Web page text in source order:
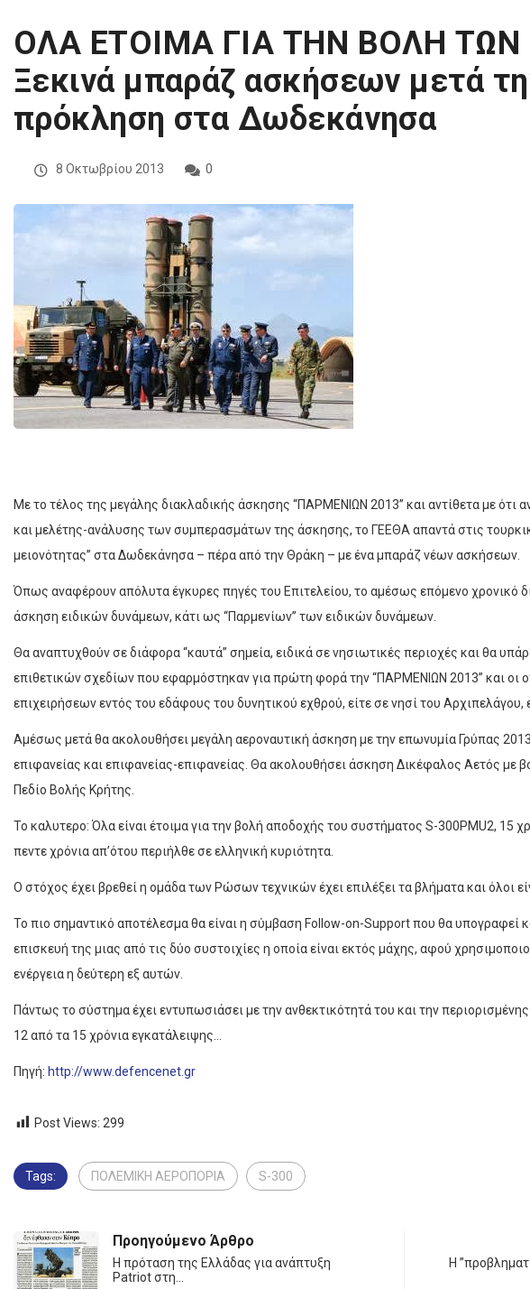
ΟΛΑ ΕΤΟΙΜΑ ΓΙΑ THN ΒΟΛΗ ΤΩΝ
Ξεκινά μπαράζ ασκήσεων μετά
πρόκληση στα Δωδεκάνησα
8 Οκτωβρίου 2013 0
Με το τέλος της μεγάλης διακλαδικής άσκησης “ΠΑΡΜΕΝΙΩΝ 2013” και αντίθετα με ότι
και μελέτης-ανάλυσης των συμπερασμάτων της άσκησης, το ΓΕΕΘΑ απαντά στις
μειονότητας” στα Δωδεκάνησα – πέρα από την Θράκη – με ένα μπαράζ νέων ασκήσεων.
Όπως αναφέρουν απόλυτα έγκυρες πηγές του Επιτελείου, το αμέσως επόμενο χρονικό
άσκηση ειδικών δυνάμεων, κάτι ως “Παρμενίων” των ειδικών δυνάμεων.
Θα αναπτυχθούν σε διάφορα “καυτά” σημεία, ειδικά σε νησιωτικές περιοχές και θα
επιθετικών σχεδίων που εφαρμόστηκαν για πρώτη φορά την “ΠΑΡΜΕΝΙΩΝ 2013” και οι
επιχειρήσεων εντός του εδάφους του δυνητικού εχθρού, είτε σε νησί του Αρχιπελάγου,
Αμέσως μετά θα ακολουθήσει μεγάλη αεροναυτική άσκηση με την επωνυμία Γρύπας
επιφανείας και επιφανείας-επιφανείας. Θα ακολουθήσει άσκηση Δικέφαλος Αετός με
Πεδίο Βολής Κρήτης.
Το καλυτερο: Όλα είναι έτοιμα για την βολή αποδοχής του συστήματος S-300PMU2, 15
πεντε χρόνια απ’ότου περιήλθε σε ελληνική κυριότητα.
Ο στόχος έχει βρεθεί η ομάδα των Ρώσων τεχνικών έχει επιλέξει τα βλήματα και όλοι
Το πιο σημαντικό αποτέλεσμα θα είναι η σύμβαση Follow-on-Support που θα υπογραφεί
επισκευή της μιας από τις δύο συστοιχίες η οποία είναι εκτός μάχης, αφού
ενέργεια η δεύτερη εξ αυτών.
Πάντως το σύστημα έχει εντυπωσιάσει με την ανθεκτικότητά του και την
12 από τα 15 χρόνια εγκατάλειψης…
Πηγή: http://www.defencenet.gr
Post Views: 299
Tags: ΠΟΛΕΜΙΚΗ ΑΕΡΟΠΟΡΙΑ S-300
Προηγούμενο Άρθρο
H πρόταση της Ελλάδας για ανάπτυξη
Patriot στη…
Η